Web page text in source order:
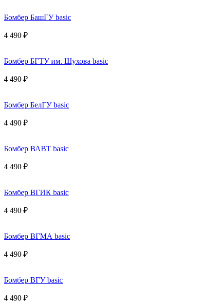
Бомбер БашГУ basic
4 490 ₽
Бомбер БГТУ им. Шухова basic
4 490 ₽
Бомбер БелГУ basic
4 490 ₽
Бомбер ВАВТ basic
4 490 ₽
Бомбер ВГИК basic
4 490 ₽
Бомбер ВГМА basic
4 490 ₽
Бомбер ВГУ basic
4 490 ₽